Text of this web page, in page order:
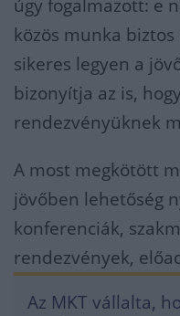
úgy fogalmazott: e
közös munka
sikeres legyen a
bizonyítja az is,
rendezvényüknek
A most megkötött
jövőben lehetőség
konferenciák,
rendezvények,
Az MKT vállalta,